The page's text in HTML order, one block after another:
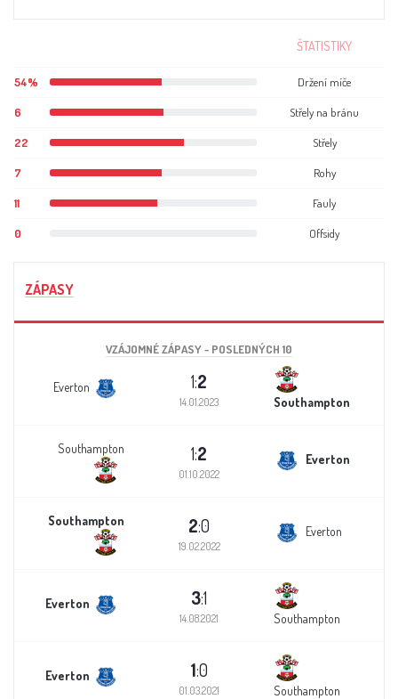
ŠTATISTIKY
54% Držení míče
6 Střely na bránu
22 Střely
7 Rohy
11 Fauly
0 Offsidy
ZÁPASY
VZÁJOMNÉ ZÁPASY - POSLEDNÝCH 10
Everton 1:2
14.01.2023 Southampton
Southampton 1:2
01.10.2022
Everton
Southampton 2:0
19.02.2022
Everton
Everton 3:1
14.08.2021 Southampton
Everton 1:0
01.03.2021 Southampton